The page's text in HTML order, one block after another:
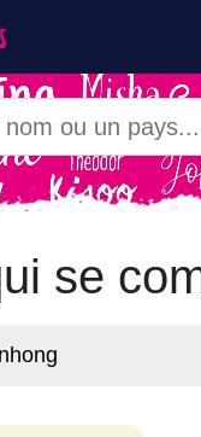
se